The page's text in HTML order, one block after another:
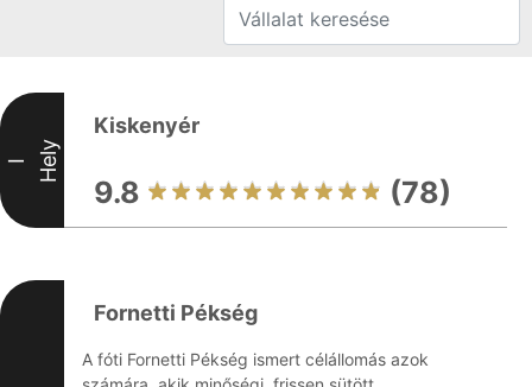
I Hely
Kiskenyér
9.8 (78)
Fornetti Pékség
A fóti Fornetti Pékség ismert célállomás azok